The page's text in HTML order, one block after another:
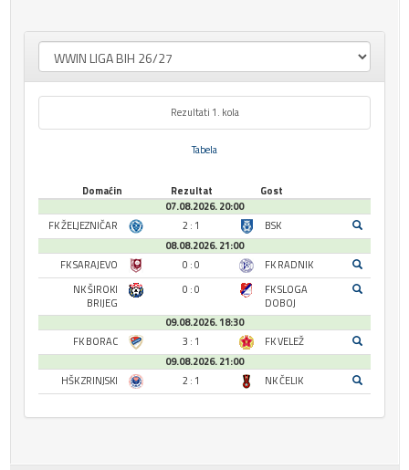
Rezultati 1. kola
Tabela
Domaćin Rezultat
Gost
07.08.2026. 20:00
FK ŽELJEZNIČAR
2 : 1
BSK
08.08.2026. 21:00
FK SARAJEVO
0 : 0
FK RADNIK
NK ŠIROKI
BRIJEG
0 : 0
FK SLOGA
DOBOJ
09.08.2026. 18:30
FK BORAC
3 : 1
FK VELEŽ
09.08.2026. 21:00
HŠK ZRINJSKI
2 : 1 NK ČELIK